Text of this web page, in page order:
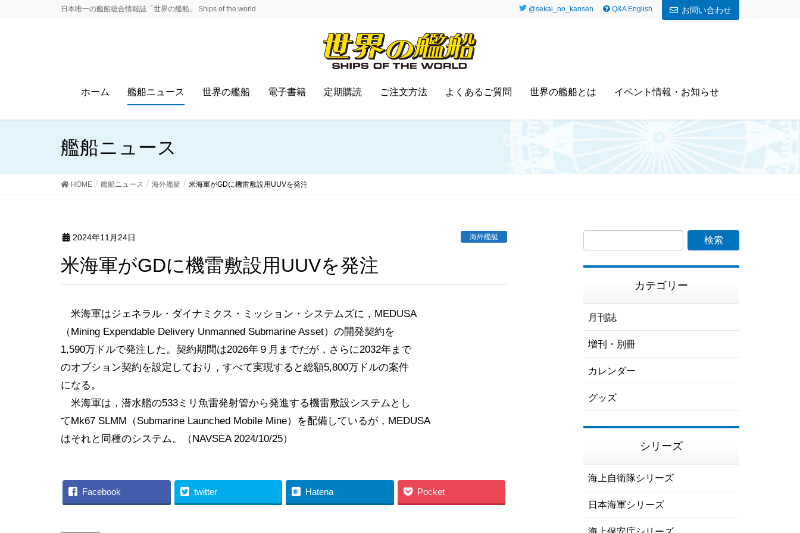
日本唯一の艦船総合情報誌「世界の艦船」 Ships of the world @sekai_no_kansen Q&A English お問い合わせ
ホーム 艦船ニュース 世界の艦船 電子書籍 定期購読 ご注文方法 よくあるご質問 世界の艦船とは イベント情報・お知らせ
艦船ニュース
HOME 艦船ニュース 海外艦艇 米海軍がGDに機雷敷設用UUVを発注
2024年11月24日 海外艦艇
米海軍がGDに機雷敷設用UUVを発注
米海軍はジェネラル・ダイナミクス・ミッション・システムズに，MEDUSA
（Mining Expendable Delivery Unmanned Submarine Asset）の開発契約を
1,590万ドルで発注した。契約期間は2026年９月までだが，さらに2032年まで
のオプション契約を設定しており，すべて実現すると総額5,800万ドルの案件
になる。
米海軍は，潜水艦の533ミリ魚雷発射管から発進する機雷敷設システムとし
てMk67 SLMM（Submarine Launched Mobile Mine）を配備しているが，MEDUSA
はそれと同種のシステム。（NAVSEA 2024/10/25）
Facebook twitter Hatena Pocket
カテゴリー
月刊誌
増刊・別冊
カレンダー
グッズ
シリーズ
海上自衛隊シリーズ
日本海軍シリーズ